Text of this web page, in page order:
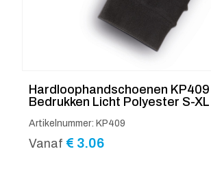
Hardloophandschoenen KP409
Bedrukken Licht Polyester S-XL
Artikelnummer: KP409
Vanaf € 3.06